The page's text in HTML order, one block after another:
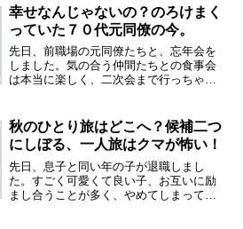
に別居や卒婚した人などいろいろです。
これから顕著に増えていく...
幸せなんじゃないの？のろけまく
っていた７０代元同僚の今。
先日、前職場の元同僚たちと、忘年会を
しました。気の合う仲間たちとの食事会
は本当に楽しく、二次会まで行っちゃい
てくるお客様がいると聞きました。嬉し
いことです。１５年も勤め...
秋のひとり旅はどこへ？候補二つ
にしぼる、一人旅はクマが怖い！
先日、息子と同い年の子が退職しまし
た。すごく可愛くて良い子、お互いに励
まし合うことが多く、やめてしまって寂